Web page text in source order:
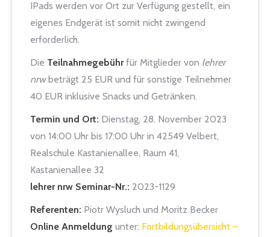
IPads werden vor Ort zur Verfügung gestellt, ein
eigenes Endgerät ist somit nicht zwingend
erforderlich.
Die Teilnahmegebührfür Mitglieder von lehrer
nrwbeträgt 25 EUR und für sonstige Teilnehmer
40 EUR inklusive Snacks und Getränken.
Termin und Ort: Dienstag, 28. November 2023
von 14:00 Uhr bis 17:00 Uhr in 42549 Velbert,
Realschule Kastanienallee, Raum 41,
Kastanienallee 32
lehrer nrw Seminar-Nr.: 2023-1129
Referenten: Piotr Wysluch und Moritz Becker
Online Anmeldung unter: Fortbildungsübersicht –